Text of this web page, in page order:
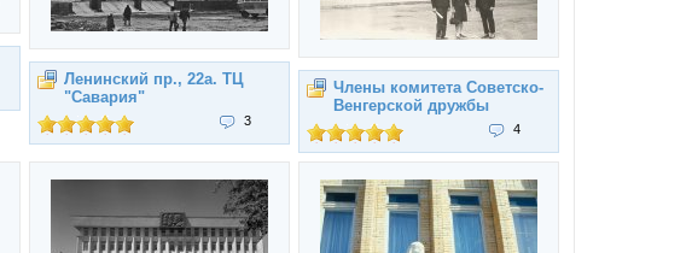
Ленинский пр., 22а. ТЦ
"Савария"
3
Члены комитета Советско-
Венгерской дружбы
4